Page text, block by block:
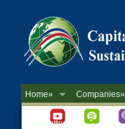
Home» Companies»
Newsletter